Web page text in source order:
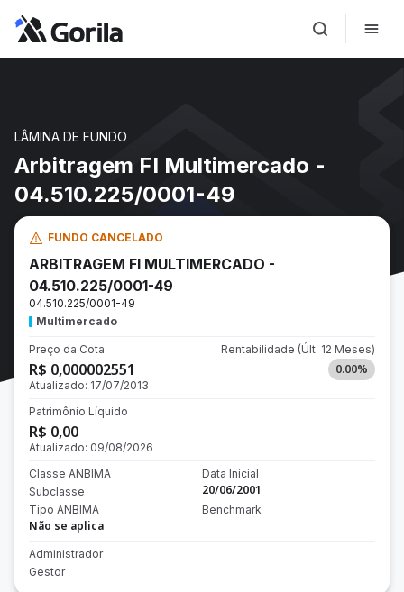
LÂMINA DE FUNDO
Arbitragem FI Multimercado -
04.510.225/0001-49
FUNDO CANCELADO
ARBITRAGEM FI MULTIMERCADO -
04.510.225/0001-49
04.510.225/0001-49
Multimercado
Preço da Cota
R$ 0,000002551
Atualizado: 17/07/2013
Rentabilidade (Últ. 12 Meses)
0.00%
Patrimônio Líquido
R$ 0,00
Atualizado: 09/08/2026
Classe ANBIMA
Subclasse
Tipo ANBIMA
Não se aplica
Data Inicial
20/06/2001
Benchmark
Administrador
Gestor